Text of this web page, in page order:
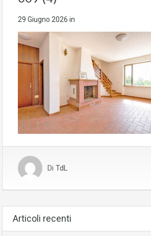
29 Giugno 2026 in
Di TdL
Articoli recenti